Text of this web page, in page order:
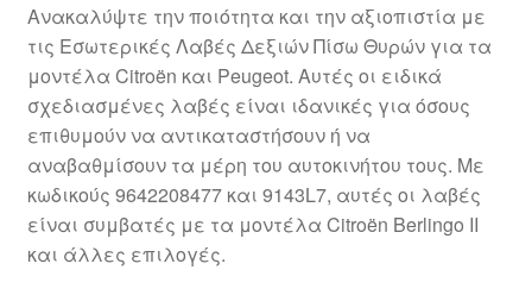
Μεταφορά
Ο λογαριασμός μου
Ολοκλήρωση αγοράς
Οροι και Προϋποθέσεις
Ανακαλύψτε την ποιότητα και την αξιοπιστία με
τις Εσωτερικές Λαβές Δεξιών Πίσω Θυρών για τα
μοντέλα Citroën και Peugeot. Αυτές οι ειδικά
σχεδιασμένες λαβές είναι ιδανικές για όσους
επιθυμούν να αντικαταστήσουν ή να
αναβαθμίσουν τα μέρη του αυτοκινήτου τους. Με
κωδικούς 9642208477 και 9143L7, αυτές οι λαβές
είναι συμβατές με τα μοντέλα Citroën Berlingo II
και άλλες επιλογές.